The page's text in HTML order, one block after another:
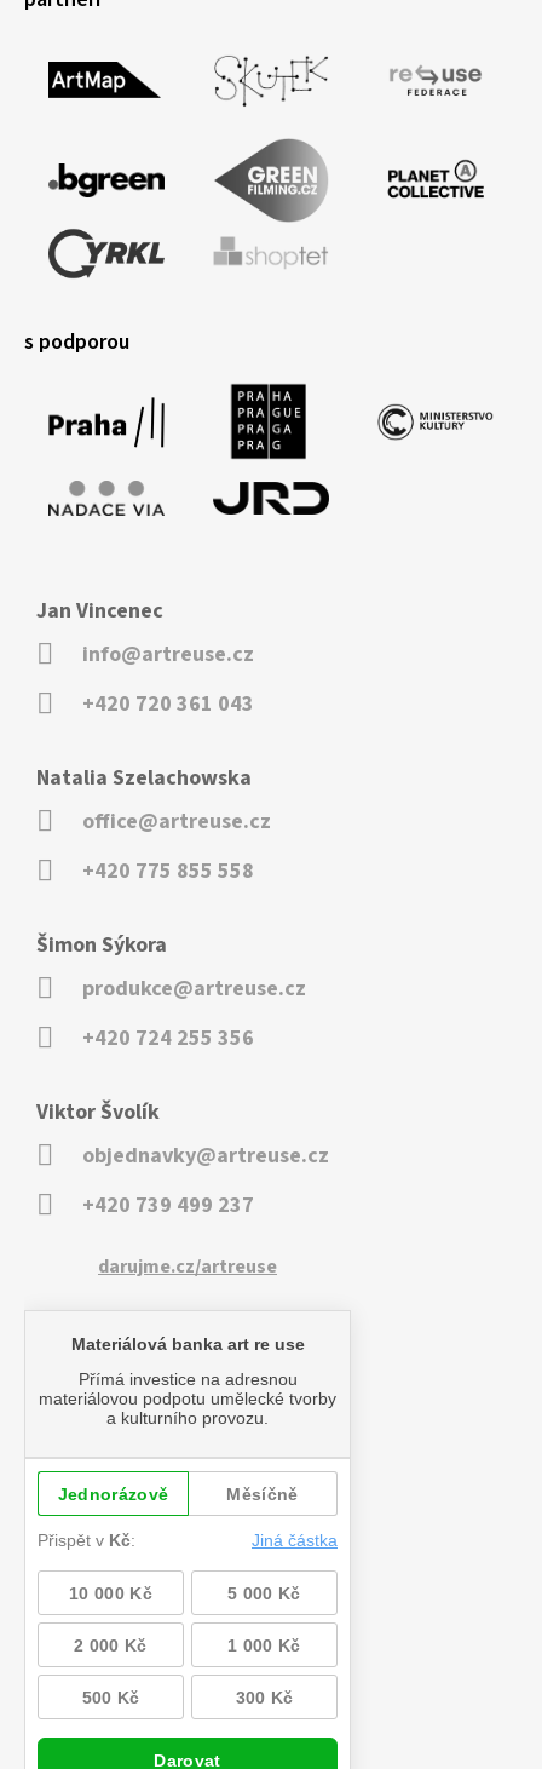
s podporou
Jan Vincenec
info@artreuse.cz
+420 720 361 043
Natalia Szelachowska
office@artreuse.cz
+420 775 855 558
Šimon Sýkora
produkce@artreuse.cz
+420 724 255 356
Viktor Švolík
objednavky@artreuse.cz
+420 739 499 237
darujme.cz/artreuse